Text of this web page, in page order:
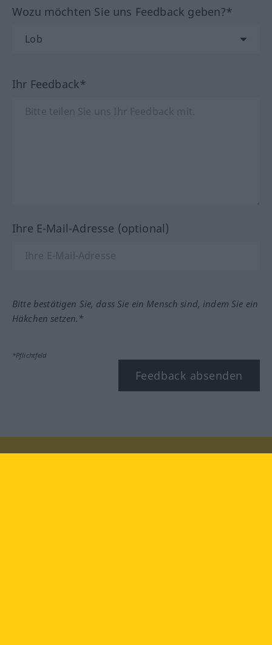
Wozu möchten Sie uns Feedback geben?*
Ihr Feedback*
Ihre E-Mail-Adresse (optional)
Bitte bestätigen Sie, dass Sie ein Mensch sind, indem Sie ein
Häkchen setzen.*
*Pflichtfeld
Feedback absenden